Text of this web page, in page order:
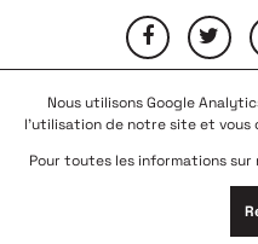
FAQ CONTACTEZ-
© COPYRIGHT 2026
Nous utilisons Google
l'utilisation de notre site et vous
Pour toutes les informations sur